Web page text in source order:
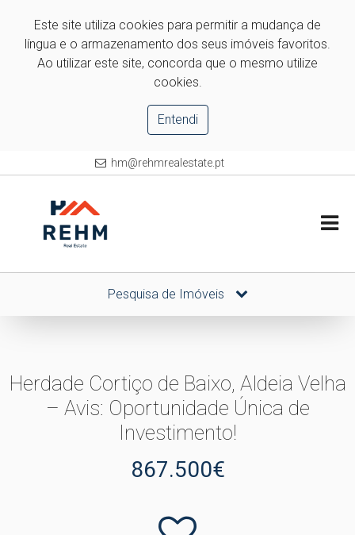
Este site utiliza cookies para permitir a mudança de
língua e o armazenamento dos seus imóveis favoritos.
Ao utilizar este site, concorda que o mesmo utilize
cookies.
Entendi
hm@rehmrealestate.pt
Pesquisa de Imóveis
Herdade Cortiço de Baixo, Aldeia Velha
– Avis: Oportunidade Única de
Investimento!
867.500€